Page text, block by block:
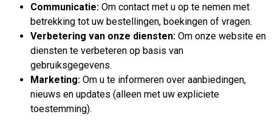
Communicatie: Om contact met u op te nemen met
betrekking tot uw bestellingen, boekingen of vragen.
Verbetering van onze diensten: Om onze website en
diensten te verbeteren op basis van
gebruiksgegevens.
Marketing: Om u te informeren over aanbiedingen,
nieuws en updates (alleen met uw expliciete
toestemming).